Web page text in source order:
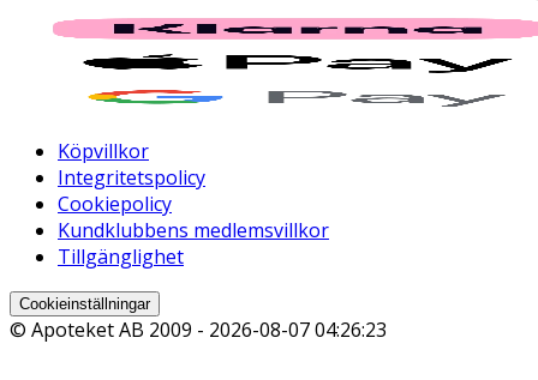
Köpvillkor
Integritetspolicy
Cookiepolicy
Kundklubbens medlemsvillkor
Tillgänglighet
Cookieinställningar
© Apoteket AB 2009 - 2026-08-07 04:26:23